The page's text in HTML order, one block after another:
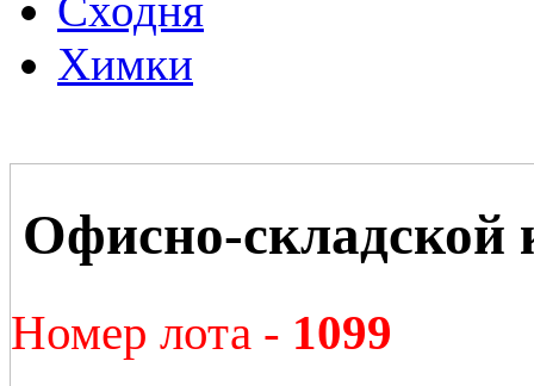
Сходня
Химки
Офисно-складской
Номер лота - 1099